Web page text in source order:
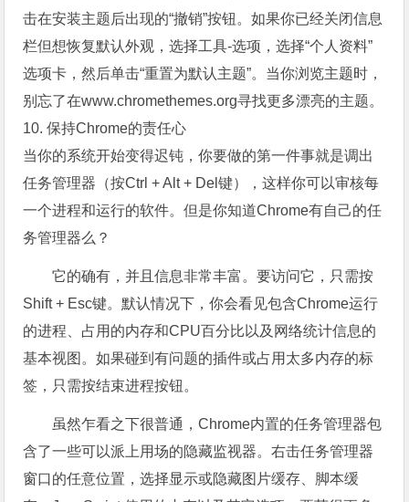
击在安装主题后出现的“撤销”按钮。如果你已经关闭信息
栏但想恢复默认外观，选择工具-选项，选择“个人资料”
选项卡，然后单击“重置为默认主题”。当你浏览主题时，
别忘了在www.chromethemes.org寻找更多漂亮的主题。
10. 保持Chrome的责任心
当你的系统开始变得迟钝，你要做的第一件事就是调出
任务管理器（按Ctrl + Alt + Del键），这样你可以审核每
一个进程和运行的软件。但是你知道Chrome有自己的任
务管理器么？
它的确有，并且信息非常丰富。要访问它，只需按
Shift + Esc键。默认情况下，你会看见包含Chrome运行
的进程、占用的内存和CPU百分比以及网络统计信息的
基本视图。如果碰到有问题的插件或占用太多内存的标
签，只需按结束进程按钮。
虽然乍看之下很普通，Chrome内置的任务管理器包
含了一些可以派上用场的隐藏监视器。右击任务管理器
窗口的任意位置，选择显示或隐藏图片缓存、脚本缓